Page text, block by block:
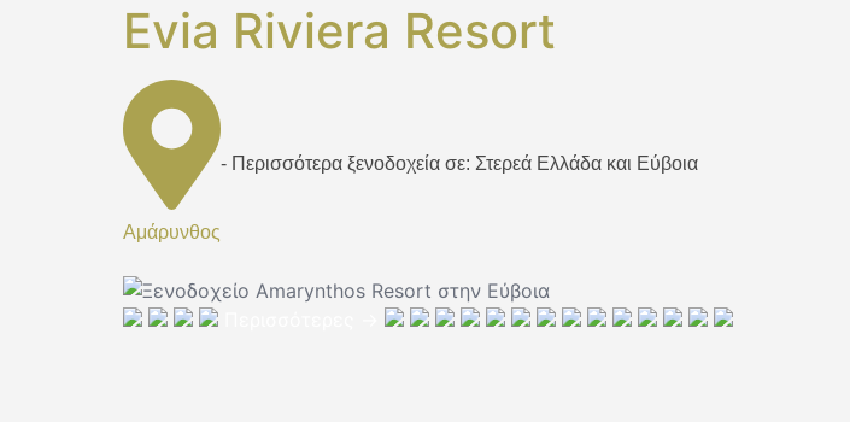
Evia Riviera Resort
Αμάρυνθος
- Περισσότερα ξενοδοχεία σε: Στερεά Ελλάδα και Εύβοια